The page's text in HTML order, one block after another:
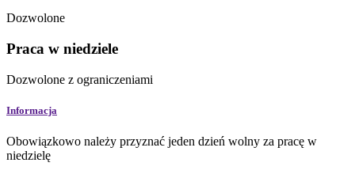
Dozwolone
Praca w niedziele
Dozwolone z ograniczeniami
Informacja
Obowiązkowo należy przyznać jeden dzień wolny za pracę w
niedzielę